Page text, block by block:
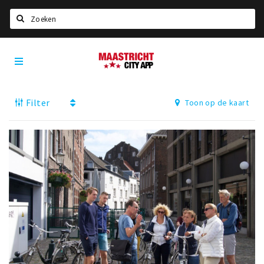
Home
Deals
Nieuws, interviews & blogs
Eten
Drinken
Slapen
Recreatief
Winkels
Maastricht
City
Filter Toon op de kaart